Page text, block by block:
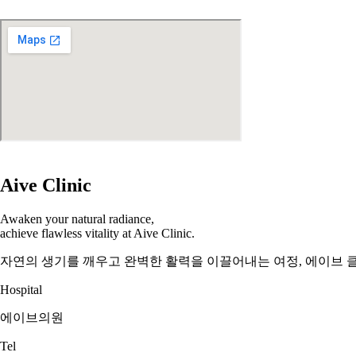
Aive Clinic
Awaken your natural radiance,
achieve flawless vitality at Aive Clinic.
자연의 생기를 깨우고 완벽한 활력을 이끌어내는 여정, 에이브
Hospital
에이브의원
Tel